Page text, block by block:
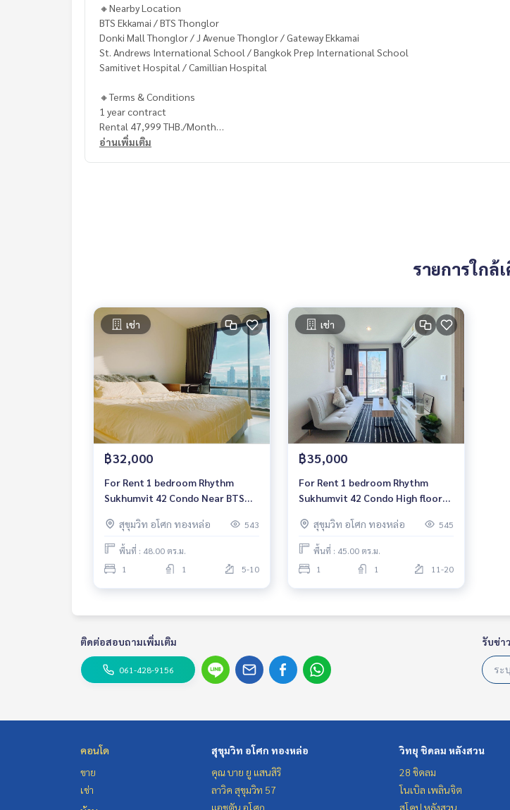
🔸Nearby Location
BTS Ekkamai / BTS Thonglor
Donki Mall Thonglor / J Avenue Thonglor / Gateway Ekkamai
St. Andrews International School / Bangkok Prep International School
Samitivet Hospital / Camillian Hospital
🔸Terms & Conditions
1 year contract
Rental 47,999 THB./Month
2 months deposit
#luxury #LuxuryCondominium #Luxurycondo #condominium #rent # condo #condo Bangkok
hools #Donki Mall #Tops Thonglor#Emporium #EmQuatier #Gateway Ekkamai #Ekkamai International School
#Samitivej Hospital #Bangkok Hospital #Thonglor #Ekkamai #Sukhumvit #sukhumvit42
อ่านเพิ่มเติม
รายการใกล้
เช่า
฿32,000
For Rent 1 bedroom Rhythm
Sukhumvit 42 Condo Near BTS
move in
สุขุมวิท อโศก ทองหล่อ 543
พื้นที่ : 48.00 ตร.ม.
1
1 5-10
เช่า
฿35,000
For Rent 1 bedroom Rhythm
Sukhumvit 42 Condo High floor
Ready to move in
สุขุมวิท อโศก ทองหล่อ 545
พื้นที่ : 45.00 ตร.ม.
1
1 11-20
ติดต่อสอบถามเพิ่มเติม
061-428-9156
รับข่า
คอนโด
ขาย
เช่า
สุขุมวิท อโศก ทองหล่อ
คุณ บาย ยู แสนสิริ
ลาวิค สุขุมวิท 57
แอชตัน อโศก
วิทยุ ชิดลม หลังสวน
28 ชิดลม
โนเบิล เพลินจิต
สโคป หลังสวน